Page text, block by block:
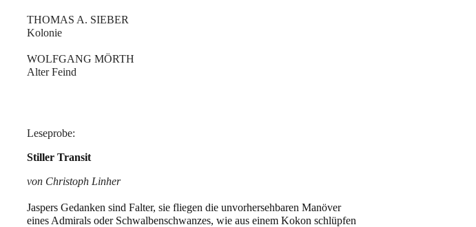
THOMAS A. SIEBER
Kolonie
WOLFGANG MÖRTH
Alter Feind
Leseprobe:
Stiller Transit
von Christoph Linher
Jaspers Gedanken sind Falter, sie fliegen die unvorhersehbaren Manöver
eines Admirals oder Schwalbenschwanzes, wie aus einem Kokon schlüpfen